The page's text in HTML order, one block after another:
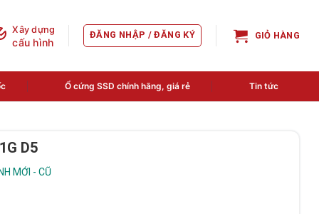
Xây dựng
cấu hình
ĐĂNG NHẬP / ĐĂNG KÝ GIỎ HÀNG
Ổ cứng SSD chính hãng, giá rẻ Tin tức
D5
MỚI - CŨ